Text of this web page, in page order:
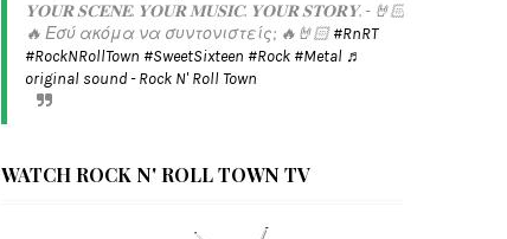
𝐘𝐎𝐔𝐑 𝐒𝐂𝐄𝐍𝐄. 𝐘𝐎𝐔𝐑 𝐌𝐔𝐒𝐈𝐂. 𝐘𝐎𝐔𝐑 𝐒𝐓𝐎𝐑𝐘. - 🤘🏻
🔥 Εσύ ακόμα να συντονιστείς; 🔥🤘🏻#RnRT
#RockNRollTown #SweetSixteen #Rock #Metal ♬
original sound - Rock N' Roll Town
WATCH ROCK N' ROLL TOWN TV